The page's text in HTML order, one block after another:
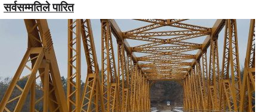
सर्वसम्मतिले पारित